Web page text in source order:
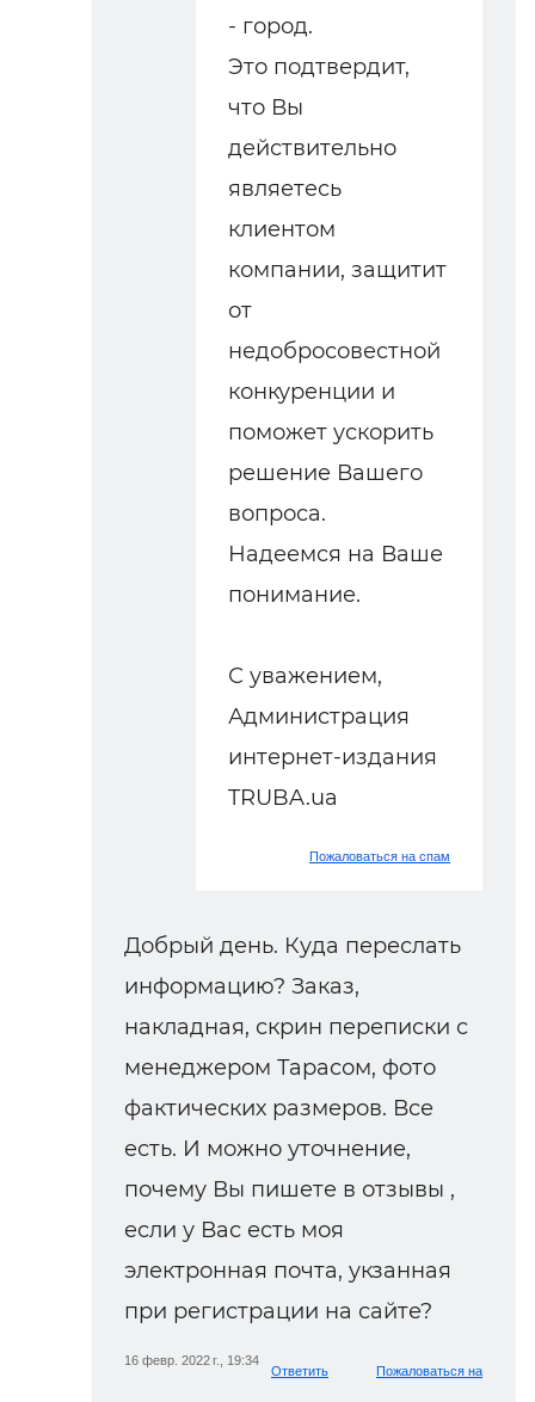
- город.
Это подтвердит,
что Вы
действительно
являетесь
клиентом
компании, защитит
от
недобросовестной
конкуренции и
поможет ускорить
решение Вашего
вопроса.
Надеемся на Ваше
понимание.
С уважением,
Администрация
интернет-издания
TRUBA.ua
Пожаловаться на спам
Добрый день. Куда переслать
информацию? Заказ,
накладная, скрин переписки с
менеджером Тарасом, фото
фактических размеров. Все
есть. И можно уточнение,
почему Вы пишете в отзывы ,
если у Вас есть моя
электронная почта, укзанная
при регистрации на сайте?
16 февр. 2022 г., 19:34
Ответить Пожаловаться на